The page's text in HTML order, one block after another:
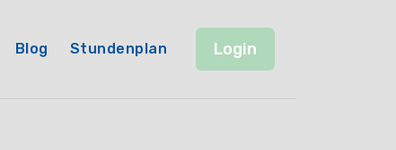
Blog Stundenplan Login